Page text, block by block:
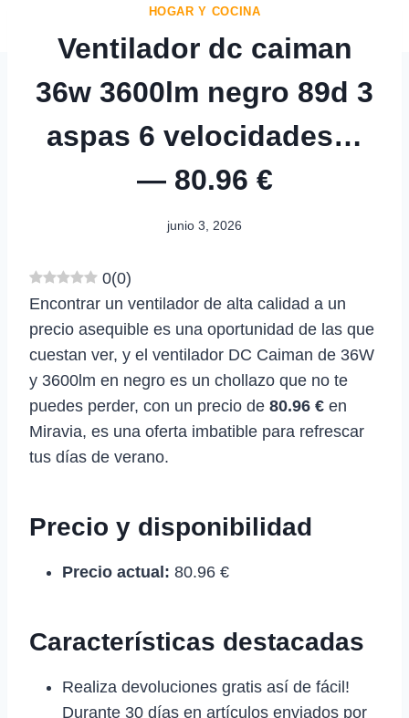
HOGAR Y COCINA
Ventilador dc caiman
36w 3600lm negro 89d 3
aspas 6 velocidades…
— 80.96 €
junio 3, 2026
0(0)
Encontrar un ventilador de alta calidad a un
precio asequible es una oportunidad de las que
cuestan ver, y el ventilador DC Caiman de 36W
y 3600lm en negro es un chollazo que no te
puedes perder, con un precio de 80.96 € en
Miravia, es una oferta imbatible para refrescar
tus días de verano.
Precio y disponibilidad
Precio actual: 80.96 €
Características destacadas
Realiza devoluciones gratis así de fácil!
Durante 30 días en artículos enviados por